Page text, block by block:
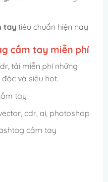
taytiêu chuẩn hiện nay
cầm tay miễn phí
tải miễn phí những
và siêu hot.
tay
cdr, ai, photoshop
cầm tay